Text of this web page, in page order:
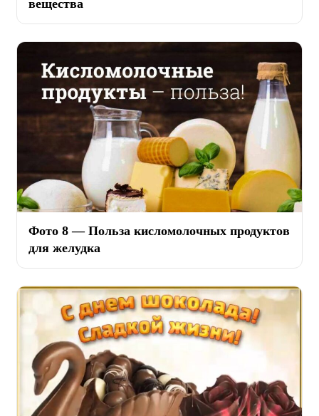
вещества
Фото 8 — Польза кисломолочных продуктов
для желудка